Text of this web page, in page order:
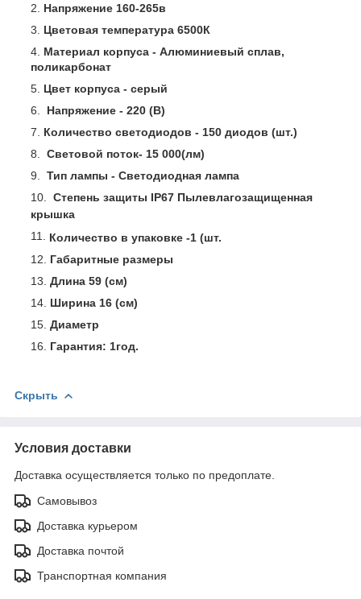
Напряжение 160-265в
Цветовая температура 6500К
Материал корпуса - Алюминиевый сплав,
поликарбонат
Цвет корпуса - серый
Напряжение - 220 (В)
Количество светодиодов - 150 диодов (шт.)
Световой поток- 15 000(лм)
Тип лампы - Светодиодная лампа
Степень защиты IP67 Пылевлагозащищенная
крышка
Количество в упаковке -1 (шт.
Габаритные размеры
Длина 59 (см)
Ширина 16 (см)
Диаметр
Гарантия: 1год.
Скрыть
Условия доставки
Доставка осуществляется только по предоплате.
Самовывоз
Доставка курьером
Доставка почтой
Транспортная компания